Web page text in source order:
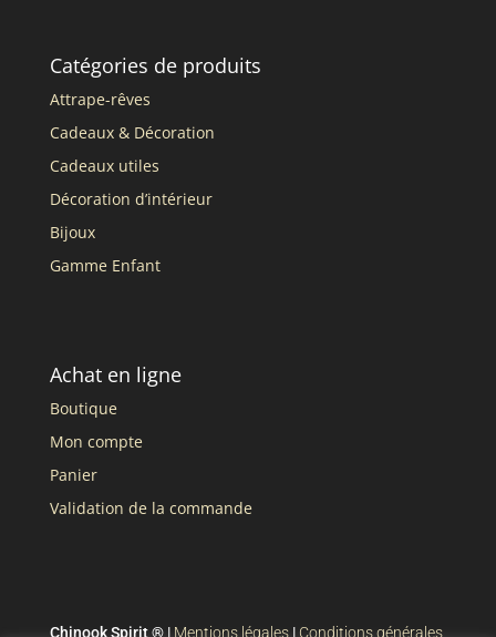
Catégories de produits
Attrape-rêves
Cadeaux & Décoration
Cadeaux utiles
Décoration d’intérieur
Bijoux
Gamme Enfant
Achat en ligne
Boutique
Mon compte
Panier
Validation de la commande
Chinook Spirit ® | Mentions légales| Conditions générales